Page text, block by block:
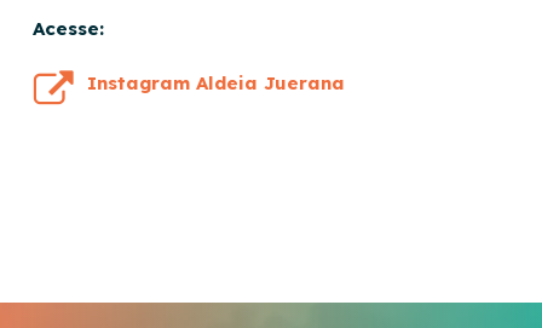
Acesse:
Instagram Aldeia Juerana